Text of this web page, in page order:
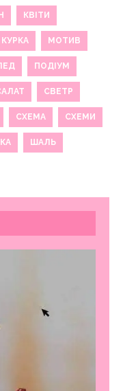
КВІТИ
КУРКА МОТИВ
ПОДІУМ
СВЕТР
СХЕМА СХЕМИ
ШАЛЬ